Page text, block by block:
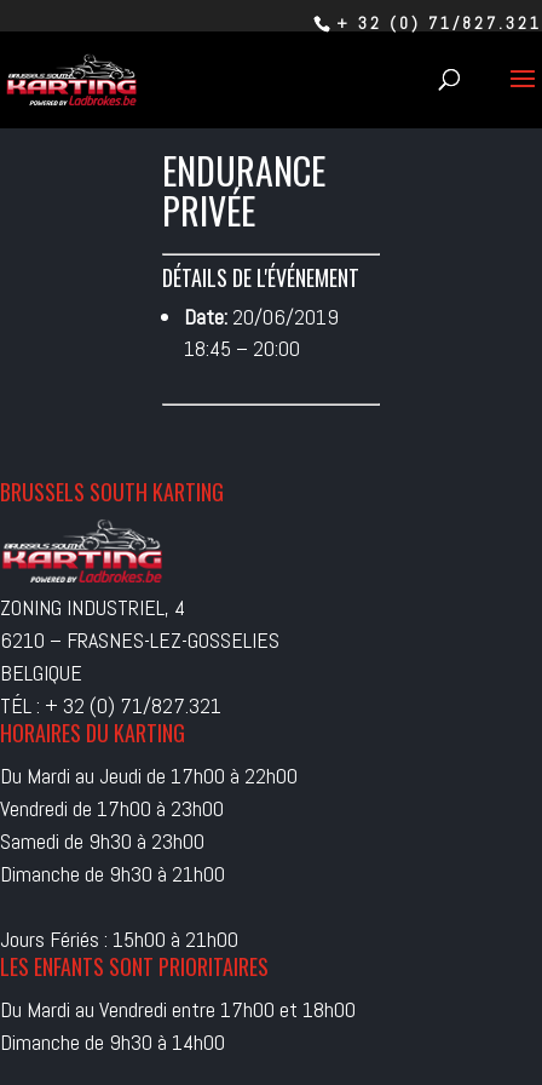
+ 32 (0) 71/827.321
ENDURANCE
PRIVÉE
DÉTAILS DE L'ÉVÉNEMENT
Date: 20/06/2019
18:45 – 20:00
BRUSSELS SOUTH KARTING
ZONING INDUSTRIEL, 4
6210 – FRASNES-LEZ-GOSSELIES
BELGIQUE
TÉL : + 32 (0) 71/827.321
HORAIRES DU KARTING
Du Mardi au Jeudi de 17h00 à 22h00
Vendredi de 17h00 à 23h00
Samedi de 9h30 à 23h00
Dimanche de 9h30 à 21h00
Jours Fériés : 15h00 à 21h00
LES ENFANTS SONT PRIORITAIRES
Du Mardi au Vendredi entre 17h00 et 18h00
Dimanche de 9h30 à 14h00